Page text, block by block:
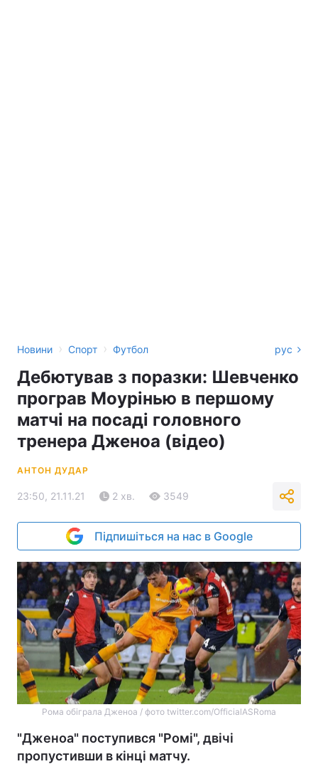
Новини › Спорт › Футбол рус
Дебютував з поразки: Шевченко
програв Моурінью в першому
матчі на посаді головного
тренера Дженоа (відео)
АНТОН ДУДАР
23:50, 21.11.21 2 хв. 3549
Підпишіться на нас в Google
Рома обіграла Дженоа / фото twitter.com/OfficialASRoma
"Дженоа" поступився "Ромі", двічі
пропустивши в кінці матчу.